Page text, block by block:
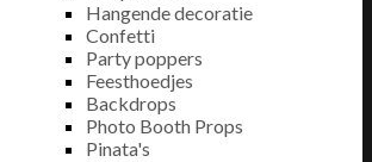
Hangende decoratie
Confetti
Party poppers
Feesthoedjes
Backdrops
Photo Booth Props
Pinata's